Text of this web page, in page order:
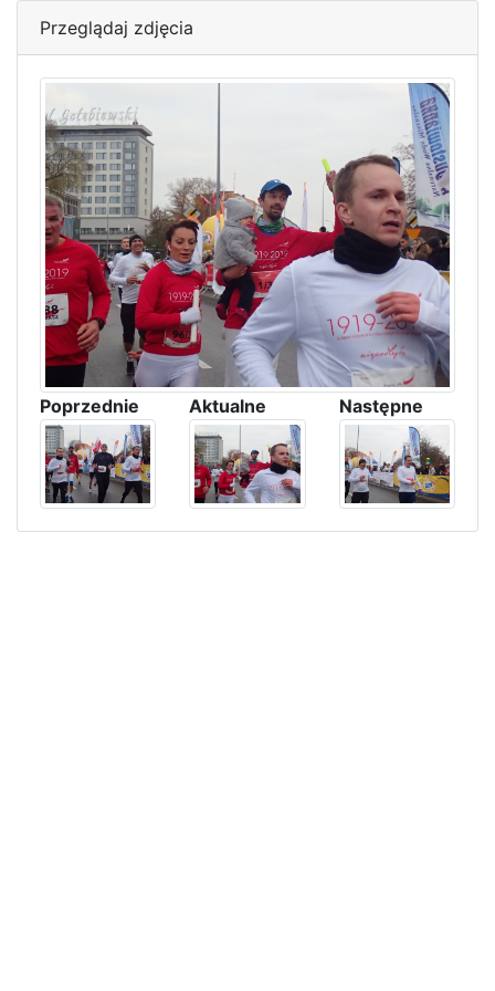
Przeglądaj zdjęcia
Poprzednie Aktualne Następne